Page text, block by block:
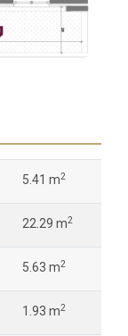
5.41 m2
22.29 m2
5.63 m2
1.93 m2